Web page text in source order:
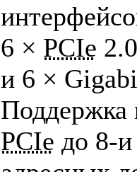
6 × PCIe
и 6 ×
Поддержка
PCIe до 8-и